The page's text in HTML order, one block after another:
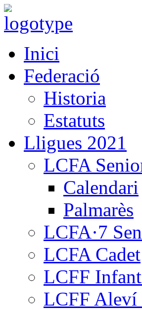
Inici
Federació
Historia
Estatuts
Lligues 2021
LCFA
Calendari
Palmarès
LCFA·7
LCFA Cadet
LCFF
LCFF Aleví